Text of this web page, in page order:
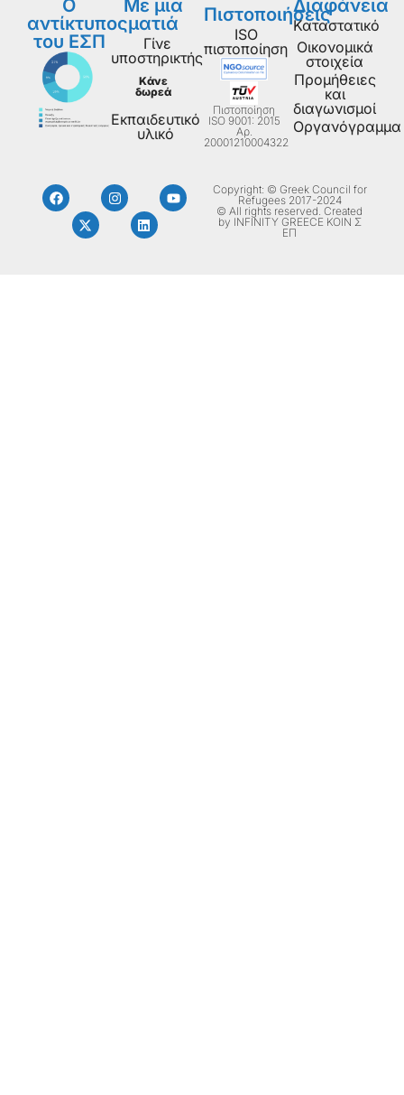
Ο
αντίκτυπος
του ΕΣΠ
Με μια
ματιά
Γίνε
υποστηρικτής
Κάνε
δωρεά
Εκπαιδευτικό
υλικό
Πιστοποιήσεις
ISO
πιστοποίηση
Πιστοποίηση
ISO 9001: 2015
Aρ.
20001210004322
Διαφάνεια
Καταστατικό
Οικονομικά
στοιχεία
Προμήθειες
και
διαγωνισμοί
Οργανόγραμμα
Copyright: © Greek Council for
Refugees 2017-2024
© All rights reserved. Created
by INFINITY GREECE ΚΟΙΝ Σ
ΕΠ